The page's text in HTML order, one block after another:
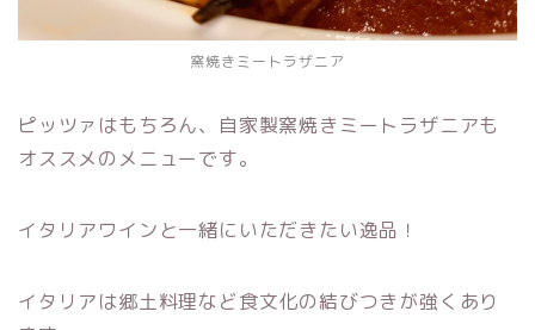
窯焼きミートラザニア
ピッツァはもちろん、自家製窯焼きミートラザニアも
オススメのメニューです。
イタリアワインと一緒にいただきたい逸品！
イタリアは郷土料理など食文化の結びつきが強くあり